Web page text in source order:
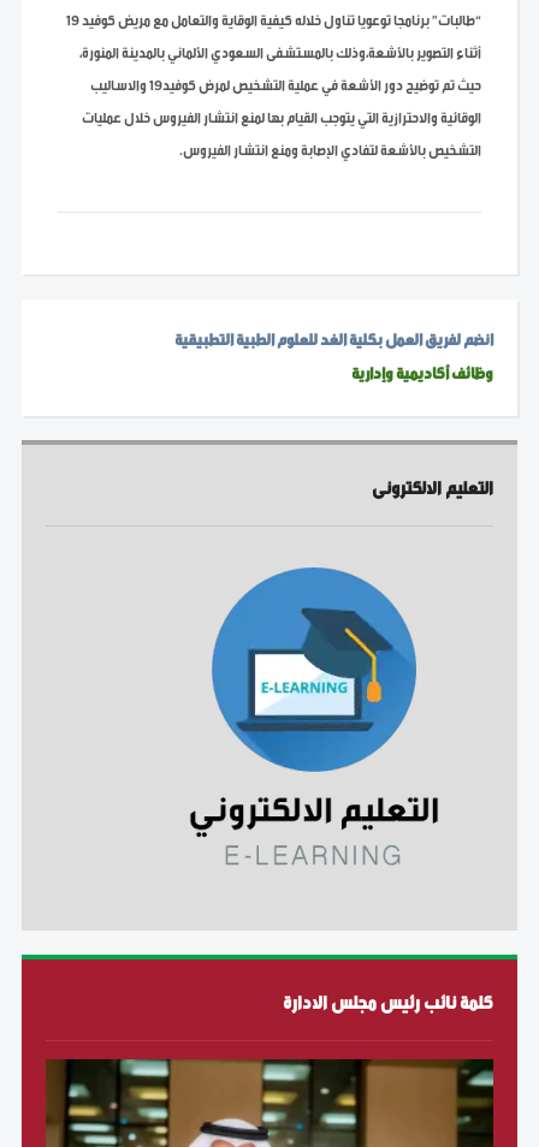
انضم لفريق العمل بكلية الغد للعلوم الطبية التطبيقية
وظائف أكاديمية وإدارية
التعليم الالكترونى
كلمة نائب رئيس مجلس الادارة
“طالبات” برنامجا توعويا تناول خلاله كيفية الوقاية والتعامل مع مريض كوفيد 19
أثناء التصوير بالأشعة،وذلك بالمستشفى السعودي الألماني بالمدينة المنورة،
حيث تم توضيح دور الأشعة في عملية التشخيص لمرض كوفيد19 والاساليب
الوقائية والاحترازية التي يتوجب القيام بها لمنع انتشار الفيروس خلال عمليات
التشخيص بالأشعة لتفادي الإصابة ومنع انتشار الفيروس.